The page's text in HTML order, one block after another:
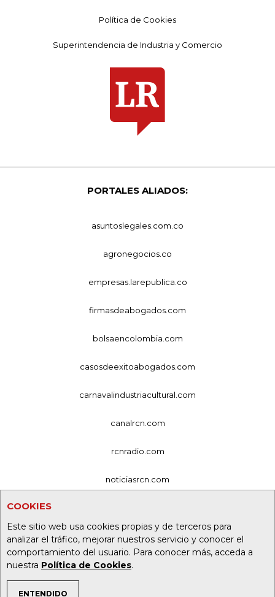
COOKIES
Este sitio web usa cookies propias y de terceros para
analizar el tráfico, mejorar nuestros servicio y conocer el
comportamiento del usuario. Para conocer más, acceda a
nuestra Política de Cookies.
ENTENDIDO
Política de Cookies
Superintendencia de Industria y Comercio
PORTALES ALIADOS:
asuntoslegales.com.co
agronegocios.co
empresas.larepublica.co
firmasdeabogados.com
bolsaencolombia.com
casosdeexitoabogados.com
carnavalindustriacultural.com
canalrcn.com
rcnradio.com
noticiasrcn.com
alerta.com.co
deportesrcn.com